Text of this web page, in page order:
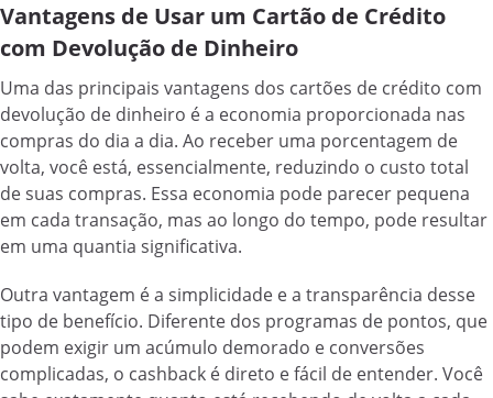
Vantagens de Usar um Cartão de Crédito
com Devolução de Dinheiro
Uma das principais vantagens dos cartões de crédito com
devolução de dinheiro é a economia proporcionada nas
compras do dia a dia. Ao receber uma porcentagem de
volta, você está, essencialmente, reduzindo o custo total
de suas compras. Essa economia pode parecer pequena
em cada transação, mas ao longo do tempo, pode resultar
em uma quantia significativa.
Outra vantagem é a simplicidade e a transparência desse
tipo de benefício. Diferente dos programas de pontos, que
podem exigir um acúmulo demorado e conversões
complicadas, o cashback é direto e fácil de entender. Você